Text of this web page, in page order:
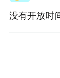
没有开放时